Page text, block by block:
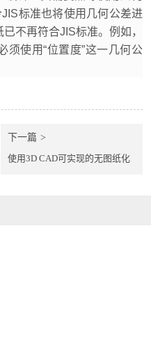
标准也将使用几何公差进
不再符合JIS标准。例如，
须使用“位置度”这一几何公
下一篇
使用3D CAD可实现的无图纸化